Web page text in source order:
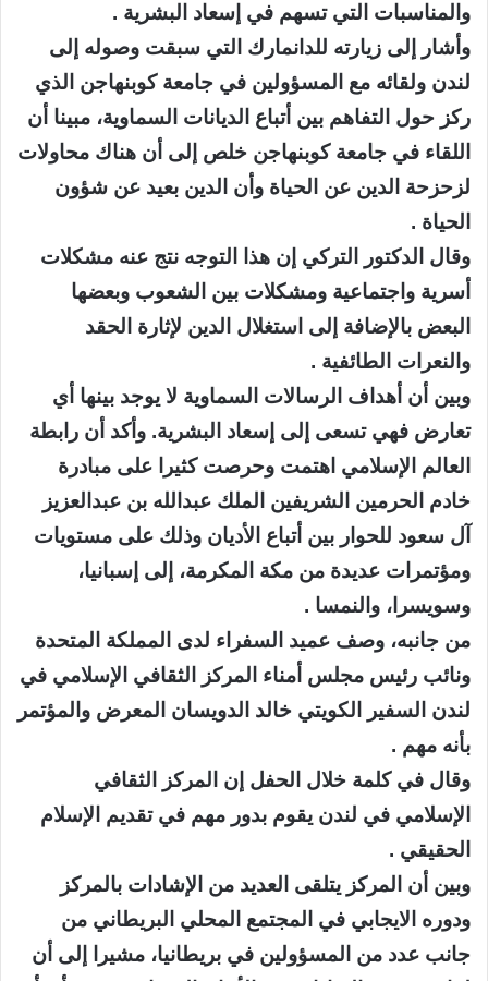
والمناسبات التي تسهم في إسعاد البشرية .
وأشار إلى زيارته للدانمارك التي سبقت وصوله إلى
لندن ولقائه مع المسؤولين في جامعة كوبنهاجن الذي
ركز حول التفاهم بين أتباع الديانات السماوية، مبينا أن
اللقاء في جامعة كوبنهاجن خلص إلى أن هناك محاولات
لزحزحة الدين عن الحياة وأن الدين بعيد عن شؤون
الحياة .
وقال الدكتور التركي إن هذا التوجه نتج عنه مشكلات
أسرية واجتماعية ومشكلات بين الشعوب وبعضها
البعض بالإضافة إلى استغلال الدين لإثارة الحقد
والنعرات الطائفية .
وبين أن أهداف الرسالات السماوية لا يوجد بينها أي
تعارض فهي تسعى إلى إسعاد البشرية. وأكد أن رابطة
العالم الإسلامي اهتمت وحرصت كثيرا على مبادرة
خادم الحرمين الشريفين الملك عبدالله بن عبدالعزيز
آل سعود للحوار بين أتباع الأديان وذلك على مستويات
ومؤتمرات عديدة من مكة المكرمة، إلى إسبانيا،
وسويسرا، والنمسا .
من جانبه، وصف عميد السفراء لدى المملكة المتحدة
ونائب رئيس مجلس أمناء المركز الثقافي الإسلامي في
لندن السفير الكويتي خالد الدويسان المعرض والمؤتمر
بأنه مهم .
وقال في كلمة خلال الحفل إن المركز الثقافي
الإسلامي في لندن يقوم بدور مهم في تقديم الإسلام
الحقيقي .
وبين أن المركز يتلقى العديد من الإشادات بالمركز
ودوره الايجابي في المجتمع المحلي البريطاني من
جانب عدد من المسؤولين في بريطانيا، مشيرا إلى أن